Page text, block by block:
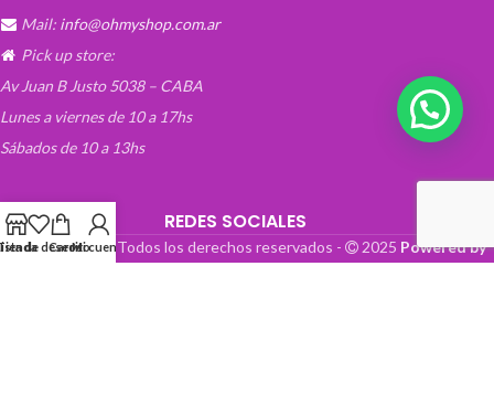
Mail: info@ohmyshop.com.ar
Pick up store:
Av Juan B Justo 5038 – CABA
Lunes a viernes de 10 a 17hs
Sábados de 10 a 13hs
REDES SOCIALES
OhMyTienda! - Todos los derechos reservados - 2025 Powered by
de deseos
CarritoMi cuenta